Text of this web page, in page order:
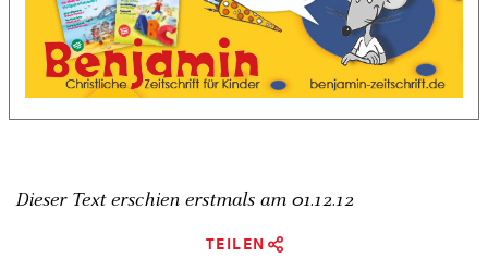
Dieser Text erschien erstmals am 01.12.12
TEILEN